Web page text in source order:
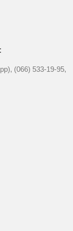
(066) 533-19-95,